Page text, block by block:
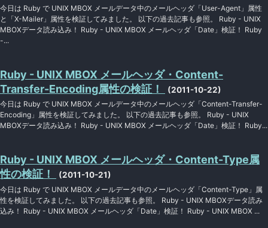
今日は Ruby で UNIX MBOX メールデータ中のメールヘッダ「User-Agent」属性
と「X-Mailer」属性を検証してみました。 以下の過去記事も参照。 Ruby - UNIX
MBOXデータ読み込み！ Ruby - UNIX MBOX メールヘッダ「Date」検証！ Ruby
-...
Ruby - UNIX MBOX メールヘッダ・Content-
Transfer-Encoding属性の検証！
(2011-10-22)
今日は Ruby で UNIX MBOX メールデータ中のメールヘッダ「Content-Transfer-
Encoding」属性を検証してみました。 以下の過去記事も参照。 Ruby - UNIX
MBOXデータ読み込み！ Ruby - UNIX MBOX メールヘッダ「Date」検証！ Ruby...
Ruby - UNIX MBOX メールヘッダ・Content-Type属
性の検証！
(2011-10-21)
今日は Ruby で UNIX MBOX メールデータ中のメールヘッダ「Content-Type」属
性を検証してみました。 以下の過去記事も参照。 Ruby - UNIX MBOXデータ読み
込み！ Ruby - UNIX MBOX メールヘッダ「Date」検証！ Ruby - UNIX MBOX ...